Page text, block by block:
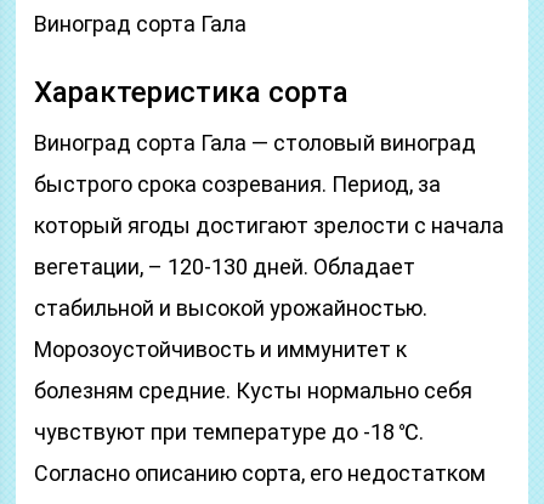
Виноград сорта Гала
Характеристика сорта
Виноград сорта Гала — столовый виноград
быстрого срока созревания. Период, за
который ягоды достигают зрелости с начала
вегетации, – 120-130 дней. Обладает
стабильной и высокой урожайностью.
Морозоустойчивость и иммунитет к
болезням средние. Кусты нормально себя
чувствуют при температуре до -18 ℃.
Согласно описанию сорта, его недостатком